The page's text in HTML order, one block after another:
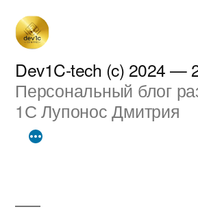
Перейти
содержимому
Dev1C-tech (c) 2024 —
Персональный блог
1С Лупонос Дмитрия